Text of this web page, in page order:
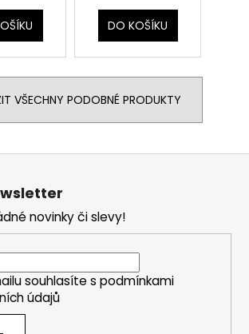
DO KOŠÍKU
VŠECHNY PODOBNÉ PRODUKTY
novinky či slevy!
souhlasíte s podmínkami
údajů